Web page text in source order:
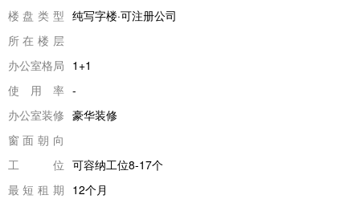
楼盘类型 纯写字楼·可注册公司
所在楼层
办公室格局 1+1
使用率 -
办公室装修 豪华装修
窗面朝向
工位 可容纳工位8-17个
最短租期 12个月